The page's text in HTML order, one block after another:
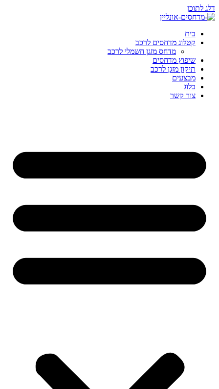
דלג לתוכן
בית
קטלוג מדחסים לרכב
מדחס מזגן חשמלי לרכב
שיפוץ מדחסים
תיקון מזגן לרכב
מבצעים
בלוג
צור קשר